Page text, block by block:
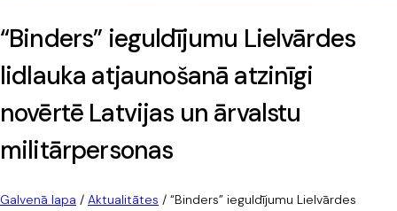
“Binders” ieguldījumu Lielvārdes
lidlauka atjaunošanā atzinīgi
novērtē Latvijas un ārvalstu
militārpersonas
Galvenā lapa / Aktualitātes / “Binders” ieguldījumu Lielvārdes